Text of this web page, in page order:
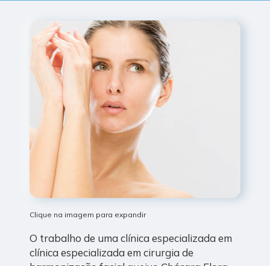
Clique na imagem para expandir
O trabalho de uma clínica especializada em
clínica especializada em cirurgia de